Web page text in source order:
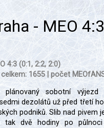
- MEO
4:3 (0:1, 2:2, 2:0)
1655 | počet
plánovaný sobotní výjezd
dezolátů už před třetí
podniků. Slib nad pivem
tak dvě hodiny po